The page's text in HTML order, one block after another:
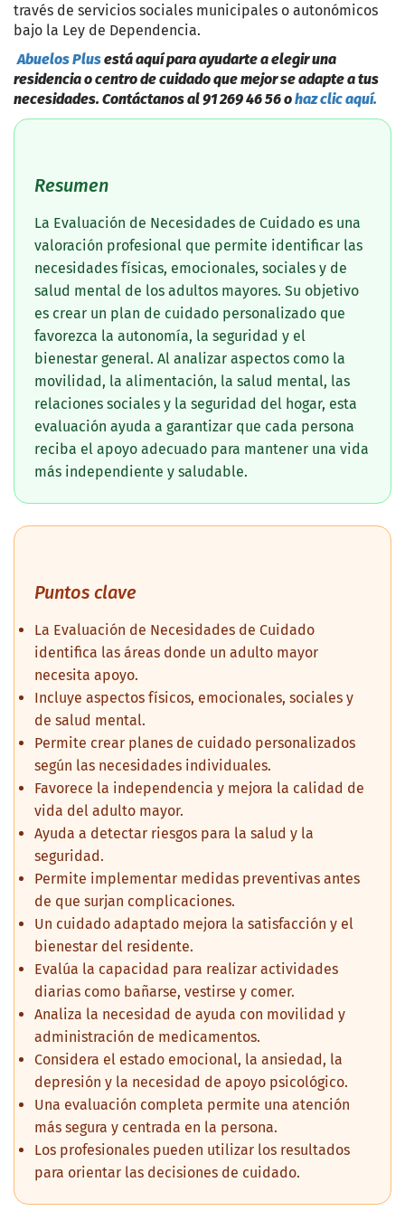
través de servicios sociales municipales o autonómicos
bajo la Ley de Dependencia.
Abuelos Plusestá aquí para ayudarte a elegir una
residencia o centro de cuidado que mejor se adapte a tus
necesidades. Contáctanos al 91 269 46 56 ohaz clic aquí.
Resumen
La Evaluación de Necesidades de Cuidado es una
valoración profesional que permite identificar las
necesidades físicas, emocionales, sociales y de
salud mental de los adultos mayores. Su objetivo
es crear un plan de cuidado personalizado que
favorezca la autonomía, la seguridad y el
bienestar general. Al analizar aspectos como la
movilidad, la alimentación, la salud mental, las
relaciones sociales y la seguridad del hogar, esta
evaluación ayuda a garantizar que cada persona
reciba el apoyo adecuado para mantener una vida
más independiente y saludable.
Puntos clave
La Evaluación de Necesidades de Cuidado
identifica las áreas donde un adulto mayor
necesita apoyo.
Incluye aspectos físicos, emocionales, sociales y
de salud mental.
Permite crear planes de cuidado personalizados
según las necesidades individuales.
Favorece la independencia y mejora la calidad de
vida del adulto mayor.
Ayuda a detectar riesgos para la salud y la
seguridad.
Permite implementar medidas preventivas antes
de que surjan complicaciones.
Un cuidado adaptado mejora la satisfacción y el
bienestar del residente.
Evalúa la capacidad para realizar actividades
diarias como bañarse, vestirse y comer.
Analiza la necesidad de ayuda con movilidad y
administración de medicamentos.
Considera el estado emocional, la ansiedad, la
depresión y la necesidad de apoyo psicológico.
Una evaluación completa permite una atención
más segura y centrada en la persona.
Los profesionales pueden utilizar los resultados
para orientar las decisiones de cuidado.